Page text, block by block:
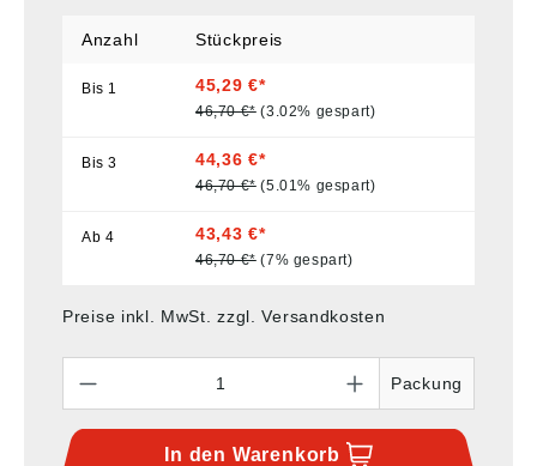
Anzahl Stückpreis
Bis 1 45,29 €*
46,70 €* (3.02% gespart)
Bis3 44,36 €*
46,70 €* (5.01% gespart)
Ab 4 43,43 €*
46,70 €* (7% gespart)
Preise inkl. MwSt. zzgl. Versandkosten
Packung
In den Warenkorb